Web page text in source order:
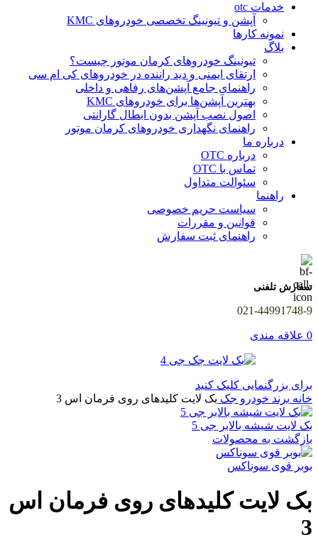
خدمات otc
آپشن و تیونینگ تخصصی خودروهای KMC
نمونه کارها
بلاگ
تیونینگ خودروهای کرمان موتور چیست؟
ارتقای ایمنی و دید راننده در خودروهای کی ام سی
راهنمای جامع آپشن‌های رفاهی و داخلی
بهترین آپشن‌ها برای خودروهای KMC
اصول نصب آپشن بدون ابطال گارانتی
راهنمای نگهداری خودروهای کرمان موتور
درباره ما
درباره OTC
تماس با OTC
سئوالت متداول
راهنما
سیاست حریم خصوصی
قوانین و مقررات
راهنمای ثبت سفارش
سفارش تلفنی
021-44991748-9
0 علاقه مندی
برای بزرگنمایی کلیک کنید
خانه برند خودرو جک بک لایت کلیدهای روی فرمان اس 3
بک لایت شیشه بالابر جی 5
بازگشت به محصولات
بوبر قوی سوناکس
بک لایت کلیدهای روی فرمان اس
3